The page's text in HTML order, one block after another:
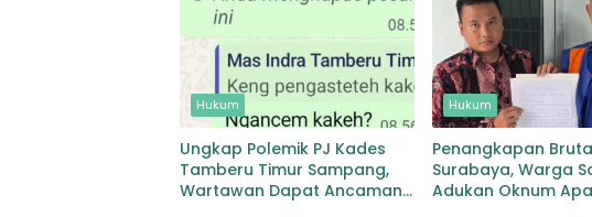
Hukum
Ungkap Polemik PJ Kades
Tamberu Timur Sampang,
Wartawan Dapat Ancaman
Hukum
Penangkapan
Surabaya, Warga
Adukan Oknum